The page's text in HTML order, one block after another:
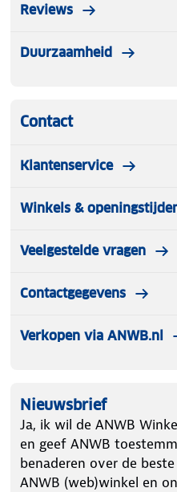
Reviews
Duurzaamheid
Contact
Klantenservice
Winkels &
Veelgestelde vragen
Contactgegevens
Verkopen via ANWB.nl
Nieuwsbrief
Ja, ik wil de ANWB
en geef ANWB
benaderen over de
ANWB (web)winkel en